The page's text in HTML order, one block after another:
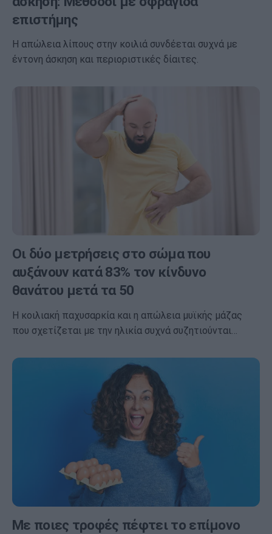
επιστήμης
Η απώλεια λίπους στην κοιλιά συνδέεται συχνά με
έντονη άσκηση και περιοριστικές δίαιτες.
Οι δύο μετρήσεις στο σώμα που
αυξάνουν κατά 83% τον κίνδυνο
θανάτου μετά τα 50
Η κοιλιακή παχυσαρκία και η απώλεια μυϊκής μάζας
που σχετίζεται με την ηλικία συχνά συζητιούνται…
Με ποιες τροφές πέφτει το επίμονο